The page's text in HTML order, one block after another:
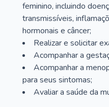
feminino, incluindo
transmissíveis,
hormonais e câncer;
Realizar e solicitar
Acompanhar a
Acompanhar a
para seus sintomas;
Avaliar a saúde da